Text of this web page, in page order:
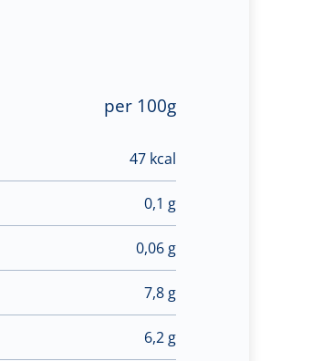
per 100g
47 kcal
0,1 g
0,06 g
7,8 g
6,2 g